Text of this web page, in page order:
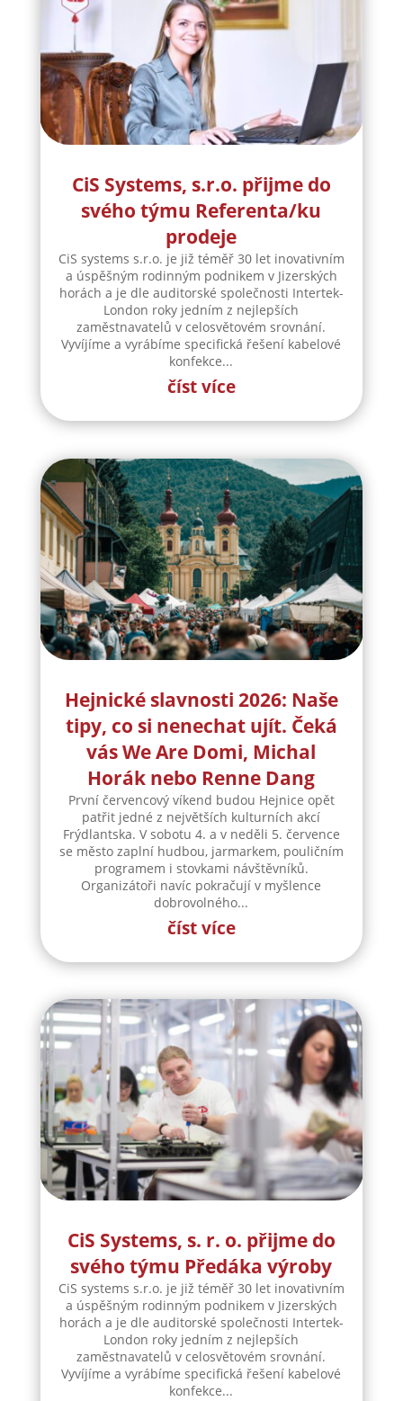
CiS Systems, s.r.o. přijme do
svého týmu Referenta/ku
prodeje
CiS systems s.r.o. je již téměř 30 let inovativním
a úspěšným rodinným podnikem v Jizerských
horách a je dle auditorské společnosti Intertek-
London roky jedním z nejlepších
zaměstnavatelů v celosvětovém srovnání.
Vyvíjíme a vyrábíme specifická řešení kabelové
konfekce...
číst více
Hejnické slavnosti 2026: Naše
tipy, co si nenechat ujít. Čeká
vás We Are Domi, Michal
Horák nebo Renne Dang
První červencový víkend budou Hejnice opět
patřit jedné z největších kulturních akcí
Frýdlantska. V sobotu 4. a v neděli 5. července
se město zaplní hudbou, jarmarkem, pouličním
programem i stovkami návštěvníků.
Organizátoři navíc pokračují v myšlence
dobrovolného...
číst více
CiS Systems, s. r. o. přijme do
svého týmu Předáka výroby
CiS systems s.r.o. je již téměř 30 let inovativním
a úspěšným rodinným podnikem v Jizerských
horách a je dle auditorské společnosti Intertek-
London roky jedním z nejlepších
zaměstnavatelů v celosvětovém srovnání.
Vyvíjíme a vyrábíme specifická řešení kabelové
konfekce...